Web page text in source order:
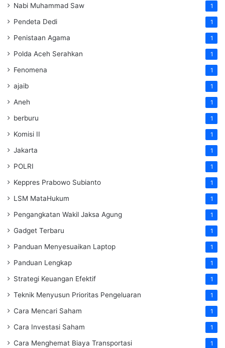
Nabi Muhammad Saw 1
Pendeta Dedi 1
Penistaan Agama 1
Polda Aceh Serahkan 1
Fenomena 1
ajaib 1
Aneh 1
berburu 1
Komisi II 1
Jakarta 1
POLRI 1
Keppres Prabowo Subianto 1
LSM MataHukum 1
Pengangkatan Wakil Jaksa Agung 1
Gadget Terbaru 1
Panduan Menyesuaikan Laptop 1
Panduan Lengkap 1
Strategi Keuangan Efektif 1
Teknik Menyusun Prioritas Pengeluaran 1
Cara Mencari Saham 1
Cara Investasi Saham 1
Cara Menghemat Biaya Transportasi 1